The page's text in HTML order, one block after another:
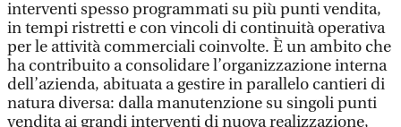
interventi spesso programmati su più punti vendita,
in tempi ristretti e con vincoli di continuità operativa
per le attività commerciali coinvolte. È un ambito che
ha contribuito a consolidare l’organizzazione interna
dell’azienda, abituata a gestire in parallelo cantieri di
natura diversa: dalla manutenzione su singoli punti
vendita ai grandi interventi di nuova realizzazione,